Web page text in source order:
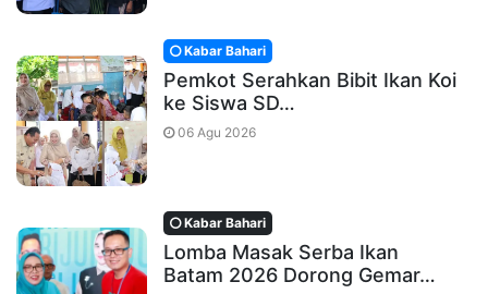
Kabar Bahari
Pemkot Serahkan Bibit Ikan Koi
ke Siswa SD…
06 Agu 2026
Kabar Bahari
Lomba Masak Serba Ikan
Batam 2026 Dorong Gemar…